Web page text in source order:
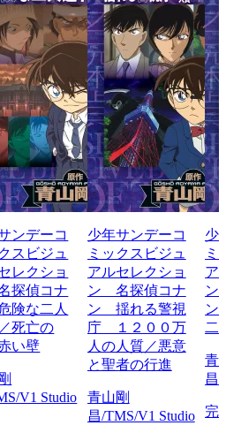
ンデーコ
スビジュ
レクショ
探偵コナ
険な二人
死亡の
い壁
V1 Studio
少年サンデーコ
ミックスビジュ
アルセレクショ
ン 名探偵コナ
ン 揺れる警視
庁 １２００万
人の人質／悪意
と聖者の行進
青山剛
昌/TMS/V1 Studio
少
ミ
ア
ン
ン
二
青
昌
完